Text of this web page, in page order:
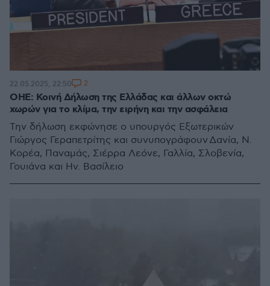
ΟΗΕ: Κοινή Δήλωση της Ελλάδας και άλλων οκτώ
χωρών για το κλίμα, την ειρήνη και την ασφάλεια
Την δήλωση εκφώνησε ο υπουργός Εξωτερικών
Γιώργος Γεραπετρίτης και συνυπογράφουν Δανία, Ν.
Κορέα, Παναμάς, Σιέρρα Λεόνε, Γαλλία, Σλοβενία,
Γουιάνα και Ην. Βασίλειο
22.05.2025, 22:50 2